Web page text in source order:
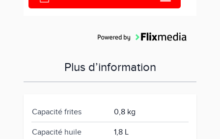
Plus d’information
Capacité frites 0,8 kg
Capacité huile 1,8 L